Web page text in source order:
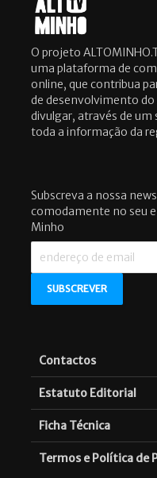
O projeto
uma plataforma de
online, que contribua
de desenvolvimento
divulgar, através de
toda a informação da
Subscreva a nossa
comodamente no seu
Minho
Contactos
Estatuto Editorial
Ficha Técnica
Termos e Política de